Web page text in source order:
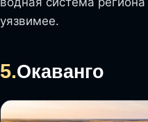
уязвимее.
5.Окаванго